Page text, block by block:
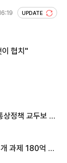
UPDATE
협치"
정책 교두보 활
과제 180억 지